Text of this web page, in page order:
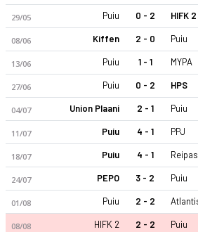
29/05 Puiu 0 - 2 HIFK 2
08/06 Kiffen 2 - 0 Puiu
13/06 Puiu 1 - 1 MYPA
27/06 Puiu 0 - 2 HPS
04/07 Union Plaani 2 - 1 Puiu
11/07 Puiu 4 - 1 PPJ
18/07 Puiu 4 - 1 Reipas
24/07 PEPO 3 - 2 Puiu
01/08 Puiu 2 - 2
08/08 HIFK 2 2 - 2 Puiu